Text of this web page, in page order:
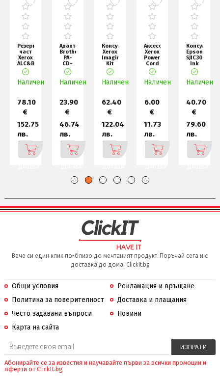
Резервна
част
Xerox
ALC&B8100
Transfer
Belt
Cleane
Наличен
78.10
€
152.75
лв.
Адаптер
Brother
PA-
CD-
600CG
Car
Adapter
Наличен
23.90
€
46.74
лв.
Консуматив
Xerox
Imaging
Kit
(12K)
Universal
World
Наличен
62.40
€
122.04
лв.
Аксесоар
Xerox
Power
Cord
for
WC5845/55
Наличен
6.00
€
11.73
лв.
Консуматив
Epson
SJIC30P(Y):
Ink
cartridge
for
Col
Наличен
40.70
€
79.60
лв.
Вече си един клик по-близо до мечтаният продукт. Поръчай сега и с
доставка до дома! ClickIt.bg
Общи условия
Рекламация и връщане
Политика за поверителност
Доставка и плащания
Често задавани въпроси
Новини
Карта на сайта
Абонирайте се за известия и научавайте първи за всички промоции и
оферти от ClickIt.bg